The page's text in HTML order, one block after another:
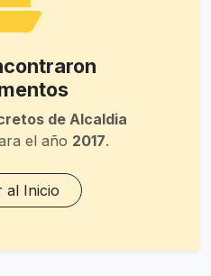
de Alcaldia
el año 2017.
al Inicio